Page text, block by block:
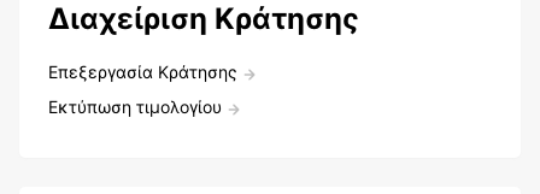
Διαχείριση Κράτησης
Επεξεργασία Κράτησης
Εκτύπωση τιμολογίου